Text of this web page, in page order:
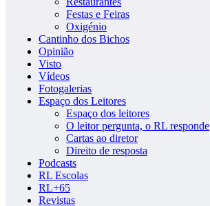
Festas e Feiras
Oxigénio
Cantinho dos Bichos
Opinião
Visto
Vídeos
Fotogalerias
Espaço dos Leitores
Espaço dos leitores
O leitor pergunta, o RL responde
Cartas ao diretor
Direito de resposta
Podcasts
RL Escolas
RL+65
Revistas